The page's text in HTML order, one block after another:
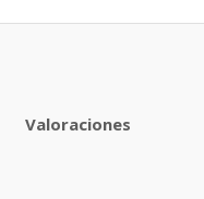
Valoraciones